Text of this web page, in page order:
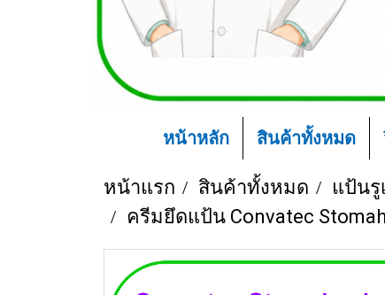
หน้าหลัก สินค้าทั้งหมด
หน้าแรก สินค้าทั้งหมด แป้นรู
ครีมยึดแป้น Convatec